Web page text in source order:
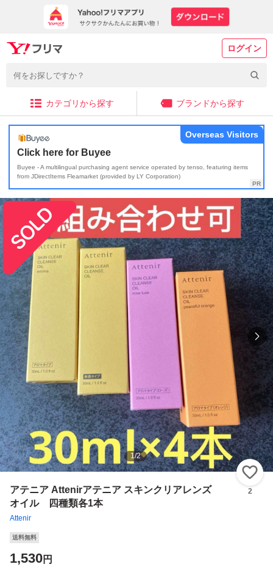
ログイン
カテゴリから探す ブランドから探す
Click here for Buyee
Buyee - A multilingual purchasing agent service operated by tenso, featuring items
from JDirectItems Fleamarket (provided by LY Corporation)
Overseas Visitors
1/2
アテニア Attenirアテニア スキンクリアレンズ
オイル 四種類各1本
Attenir
2
送料無料
1,530円